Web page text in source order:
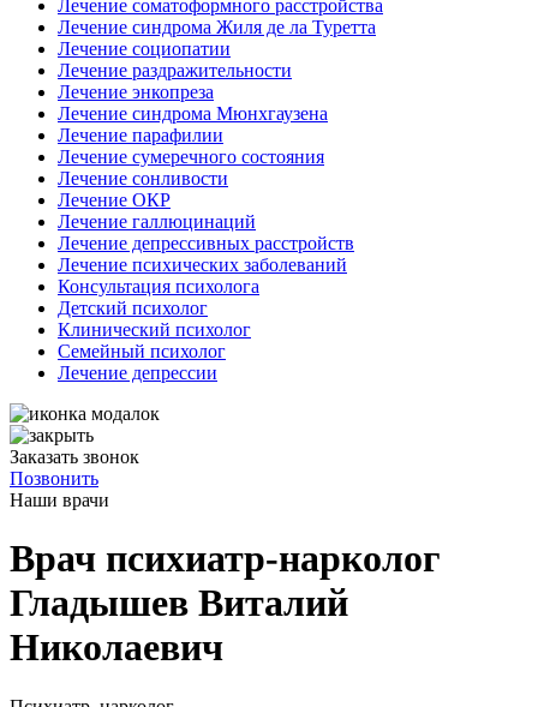
Лечение соматоформного расстройства
Лечение синдрома Жиля де ла Туретта
Лечение социопатии
Лечение раздражительности
Лечение энкопреза
Лечение синдрома Мюнхгаузена
Лечение парафилии
Лечение сумеречного состояния
Лечение сонливости
Лечение ОКР
Лечение галлюцинаций
Лечение депрессивных расстройств
Лечение психических заболеваний
Консультация психолога
Детский психолог
Клинический психолог
Семейный психолог
Лечение депрессии
Заказать звонок
Позвонить
Наши врачи
Врач психиатр-нарколог
Гладышев Виталий
Николаевич